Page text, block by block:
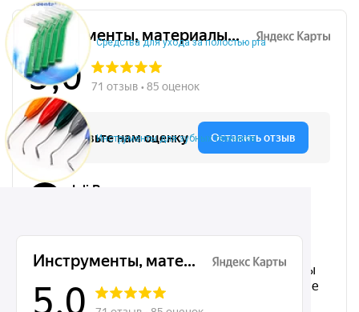
Средства для ухода за полостью рта
Инструменты для зубных техников